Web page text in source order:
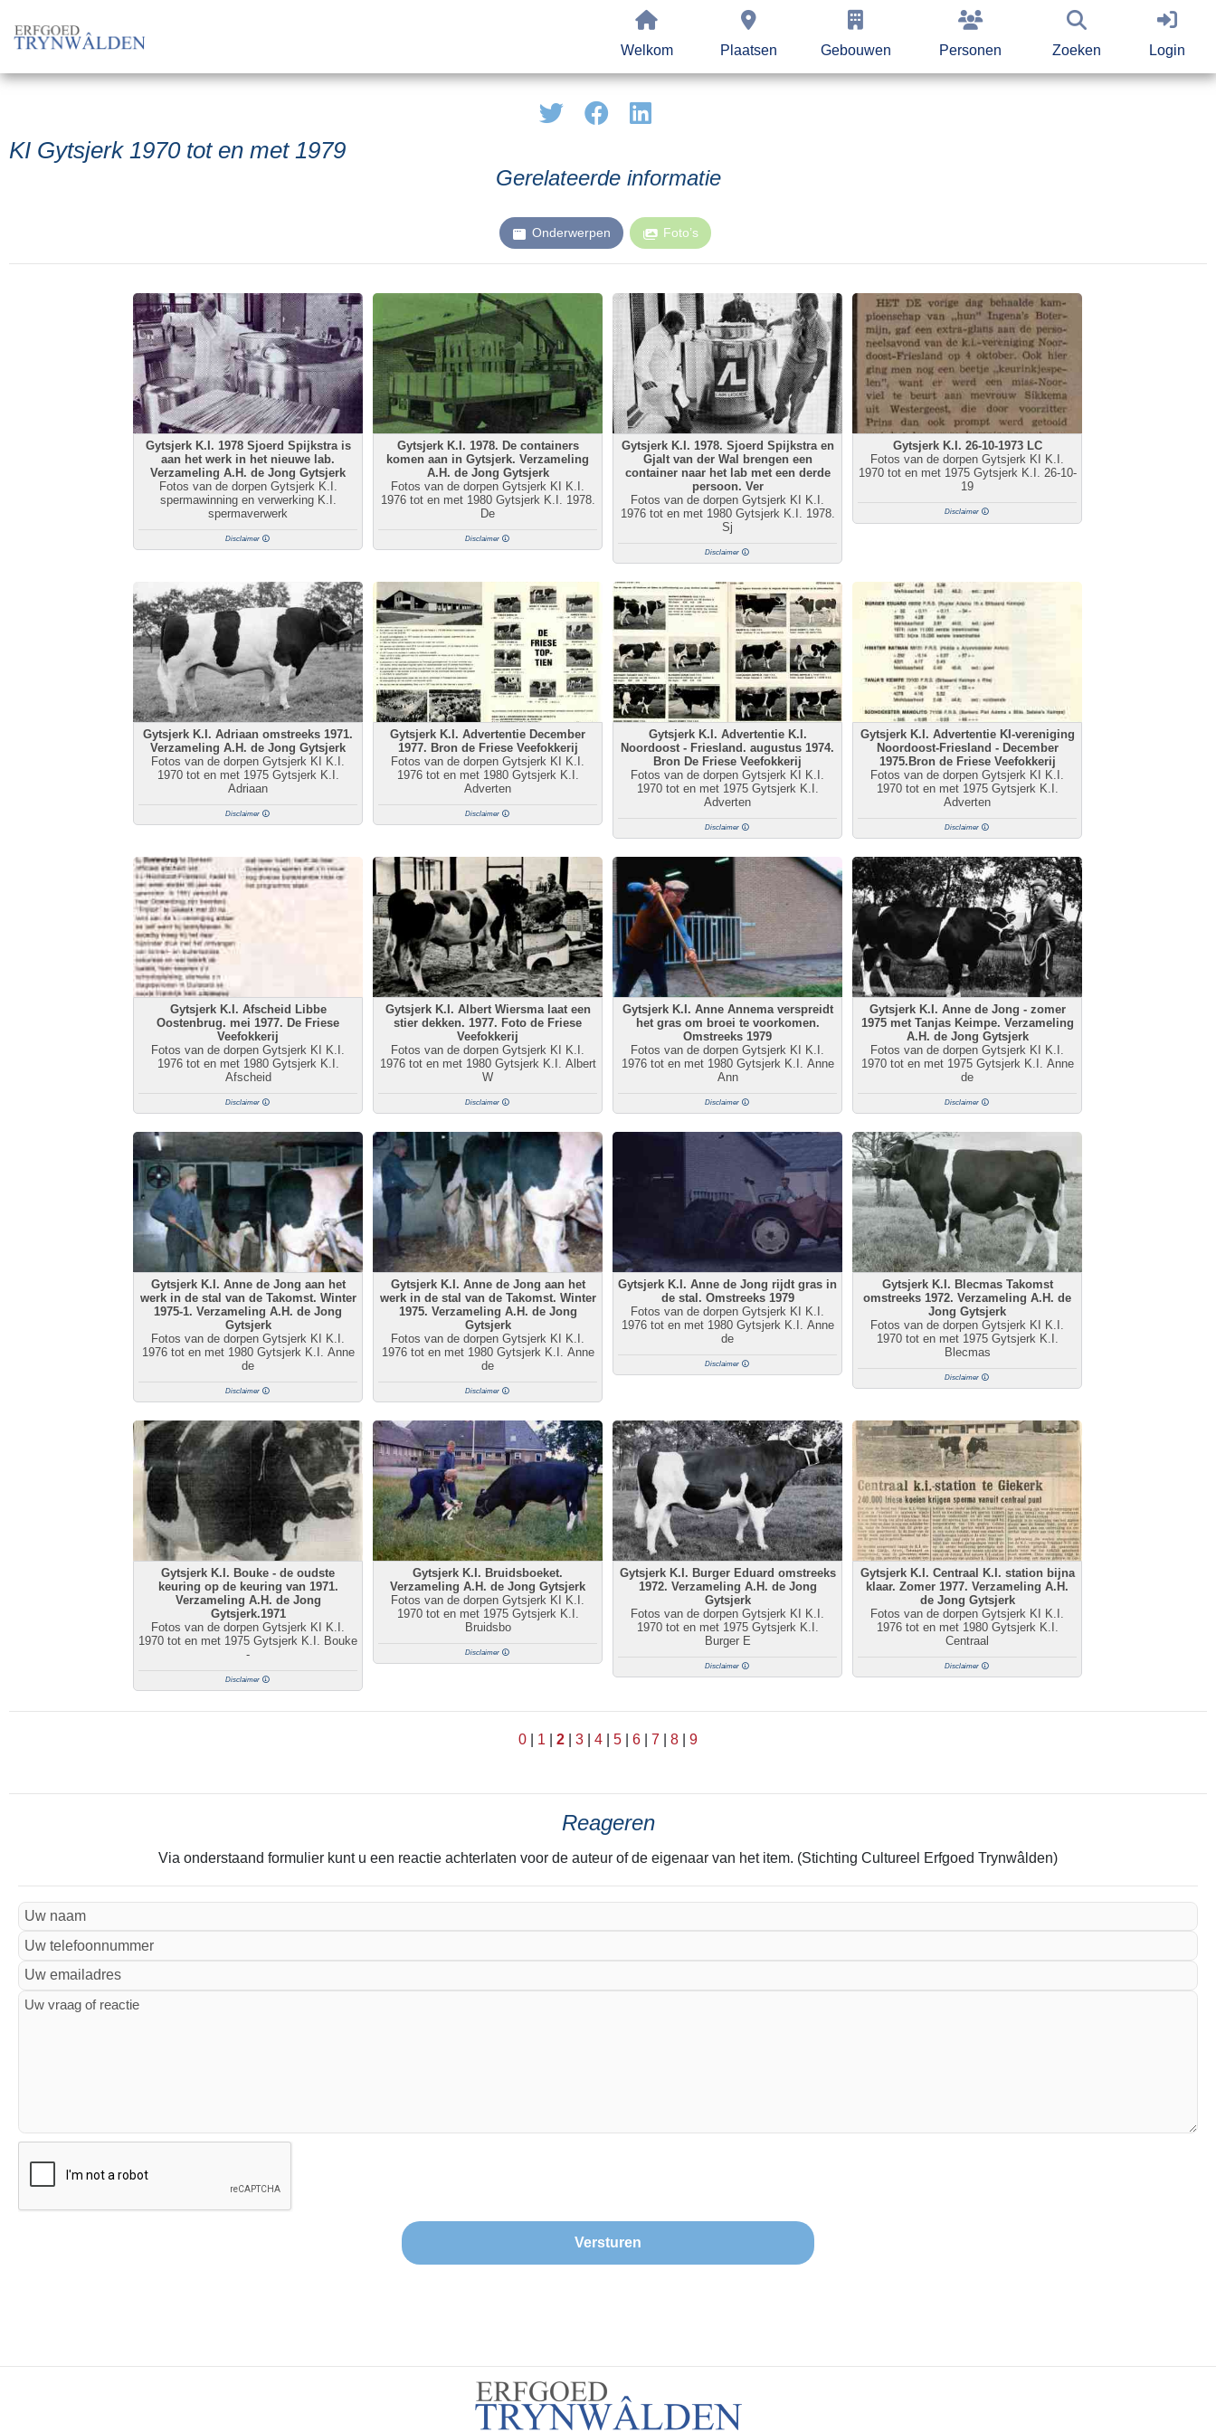
Welkom Plaatsen Gebouwen Personen Zoeken Login
KI Gytsjerk 1970 tot en met 1979
Gerelateerde informatie
Onderwerpen Foto’s
Gytsjerk K.I. 1978 Sjoerd Spijkstra is
aan het werk in het nieuwe lab.
Verzameling A.H. de Jong Gytsjerk
Fotos van de dorpen Gytsjerk K.I.
spermawinning en verwerking K.I.
spermaverwerk
Disclaimer
Gytsjerk K.I. 1978. De containers
komen aan in Gytsjerk. Verzameling
A.H. de Jong Gytsjerk
Fotos van de dorpen Gytsjerk KI K.I.
1976 tot en met 1980 Gytsjerk K.I. 1978.
De
Disclaimer
Gytsjerk K.I. 1978. Sjoerd Spijkstra en
Gjalt van der Wal brengen een
container naar het lab met een derde
persoon. Ver
Fotos van de dorpen Gytsjerk KI K.I.
1976 tot en met 1980 Gytsjerk K.I. 1978.
Sj
Disclaimer
Gytsjerk K.I. 26-10-1973 LC
Fotos van de dorpen Gytsjerk KI K.I.
1970 tot en met 1975 Gytsjerk K.I. 26-10-
19
Disclaimer
Gytsjerk K.I. Adriaan omstreeks 1971.
Verzameling A.H. de Jong Gytsjerk
Fotos van de dorpen Gytsjerk KI K.I.
1970 tot en met 1975 Gytsjerk K.I.
Adriaan
Disclaimer
Gytsjerk K.I. Advertentie December
1977. Bron de Friese Veefokkerij
Fotos van de dorpen Gytsjerk KI K.I.
1976 tot en met 1980 Gytsjerk K.I.
Adverten
Disclaimer
Gytsjerk K.I. Advertentie K.I.
Noordoost - Friesland. augustus 1974.
Bron De Friese Veefokkerij
Fotos van de dorpen Gytsjerk KI K.I.
1970 tot en met 1975 Gytsjerk K.I.
Adverten
Disclaimer
Gytsjerk K.I. Advertentie KI-vereniging
Noordoost-Friesland - December
1975.Bron de Friese Veefokkerij
Fotos van de dorpen Gytsjerk KI K.I.
1970 tot en met 1975 Gytsjerk K.I.
Adverten
Disclaimer
Gytsjerk K.I. Afscheid Libbe
Oostenbrug. mei 1977. De Friese
Veefokkerij
Fotos van de dorpen Gytsjerk KI K.I.
1976 tot en met 1980 Gytsjerk K.I.
Afscheid
Disclaimer
Gytsjerk K.I. Albert Wiersma laat een
stier dekken. 1977. Foto de Friese
Veefokkerij
Fotos van de dorpen Gytsjerk KI K.I.
1976 tot en met 1980 Gytsjerk K.I. Albert
W
Disclaimer
Gytsjerk K.I. Anne Annema verspreidt
het gras om broei te voorkomen.
Omstreeks 1979
Fotos van de dorpen Gytsjerk KI K.I.
1976 tot en met 1980 Gytsjerk K.I. Anne
Ann
Disclaimer
Gytsjerk K.I. Anne de Jong - zomer
1975 met Tanjas Keimpe. Verzameling
A.H. de Jong Gytsjerk
Fotos van de dorpen Gytsjerk KI K.I.
1970 tot en met 1975 Gytsjerk K.I. Anne
de
Disclaimer
Gytsjerk K.I. Anne de Jong aan het
werk in de stal van de Takomst. Winter
1975-1. Verzameling A.H. de Jong
Gytsjerk
Fotos van de dorpen Gytsjerk KI K.I.
1976 tot en met 1980 Gytsjerk K.I. Anne
de
Disclaimer
Gytsjerk K.I. Anne de Jong aan het
werk in de stal van de Takomst. Winter
1975. Verzameling A.H. de Jong
Gytsjerk
Fotos van de dorpen Gytsjerk KI K.I.
1976 tot en met 1980 Gytsjerk K.I. Anne
de
Disclaimer
Gytsjerk K.I. Anne de Jong rijdt gras in
de stal. Omstreeks 1979
Fotos van de dorpen Gytsjerk KI K.I.
1976 tot en met 1980 Gytsjerk K.I. Anne
de
Disclaimer
Gytsjerk K.I. Blecmas Takomst
omstreeks 1972. Verzameling A.H. de
Jong Gytsjerk
Fotos van de dorpen Gytsjerk KI K.I.
1970 tot en met 1975 Gytsjerk K.I.
Blecmas
Disclaimer
Gytsjerk K.I. Bouke - de oudste
keuring op de keuring van 1971.
Verzameling A.H. de Jong
Gytsjerk.1971
Fotos van de dorpen Gytsjerk KI K.I.
1970 tot en met 1975 Gytsjerk K.I. Bouke
-
Disclaimer
Gytsjerk K.I. Bruidsboeket.
Verzameling A.H. de Jong Gytsjerk
Fotos van de dorpen Gytsjerk KI K.I.
1970 tot en met 1975 Gytsjerk K.I.
Bruidsbo
Disclaimer
Gytsjerk K.I. Burger Eduard omstreeks
1972. Verzameling A.H. de Jong
Gytsjerk
Fotos van de dorpen Gytsjerk KI K.I.
1970 tot en met 1975 Gytsjerk K.I.
Burger E
Disclaimer
Gytsjerk K.I. Centraal K.I. station bijna
klaar. Zomer 1977. Verzameling A.H.
de Jong Gytsjerk
Fotos van de dorpen Gytsjerk KI K.I.
1976 tot en met 1980 Gytsjerk K.I.
Centraal
Disclaimer
0 1 2 3 4 5 6 7 8 9
Reageren
Via onderstaand formulier kunt u een reactie achterlaten voor de auteur of de eigenaar van het item. (Stichting Cultureel Erfgoed Trynwâlden)